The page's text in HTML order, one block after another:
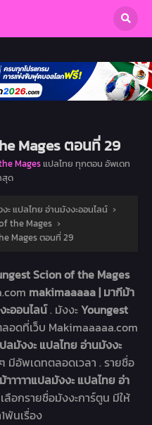
Mages ตอนที่ 29
Magesแปลไทย ทุกตอน อัพเดท
สุด
ะ แปลไทย อ่านมังงะออนไลน์ ›
the Mages ›
Mages ตอนที่ 29
Scion of the Mages
makimaaaaa | มากีม้า
ะออนไลน์. มังงะYoungest
อดที่เว็บ Makimaaaaa.com
ลมังงะ แปลไทย อ่านมังงะ
มีอัพเดทตลอดเวลา . รายชื่อ
าาาาแปลมังงะ แปลไทย อ่า
ลือกรายชื่อมังงะการ์ตูน มีให้
พันเรื่อง